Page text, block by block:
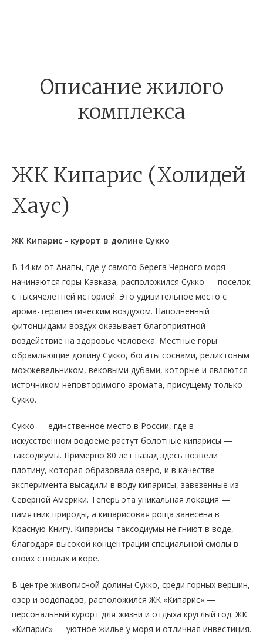
Описание жилого
комплекса
ЖК Кипарис (Холидей
Хаус)
ЖК Кипарис - курорт в долине Сукко
В 14 км от Анапы, где у самого берега Черного моря
начинаются горы Кавказа, расположился Сукко — поселок
с тысячелетней историей. Это удивительное место с
арома-терапевтическим воздухом. Наполненный
фитонцидами воздух оказывает благоприятной
воздействие на здоровье человека. Местные горы
обрамляющие долину Сукко, богаты соснами, реликтовым
можжевельником, вековыми дубами, которые и являются
источником неповторимого аромата, присущему только
Сукко.
Сукко — единственное место в России, где в
искусственном водоеме растут болотные кипарисы —
таксодиумы. Примерно 80 лет назад здесь возвели
плотину, которая образовала озеро, и в качестве
эксперимента высадили в воду кипарисы, завезенные из
Северной Америки. Теперь эта уникальная локация —
памятник природы, а кипарисовая роща занесена в
Красную Книгу. Кипарисы-таксодиумы не гниют в воде,
благодаря высокой концентрации специальной смолы в
своих стволах и коре.
В центре живописной долины Сукко, среди горных вершин,
озёр и водопадов, расположился ЖК «Кипарис» —
персональный курорт для жизни и отдыха круглый год. ЖК
«Кипарис» — уютное жилье у моря и отличная инвестиция.